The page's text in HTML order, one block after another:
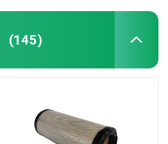
(145)